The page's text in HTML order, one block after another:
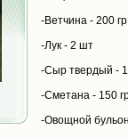
-Ветчина - 200 гр
-Лук - 2 шт
-Сыр твердый -
-Сметана - 150
-Овощной